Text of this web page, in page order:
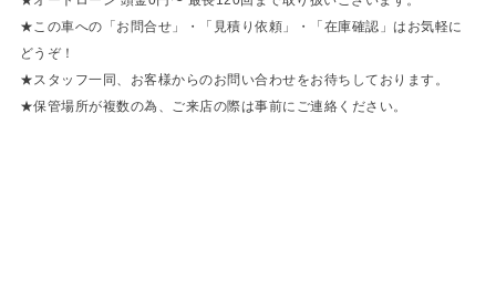
★この車への「お問合せ」・「見積り依頼」・「在庫確認」はお気軽に
どうぞ！
★スタッフ一同、お客様からのお問い合わせをお待ちしております。
★保管場所が複数の為、ご来店の際は事前にご連絡ください。